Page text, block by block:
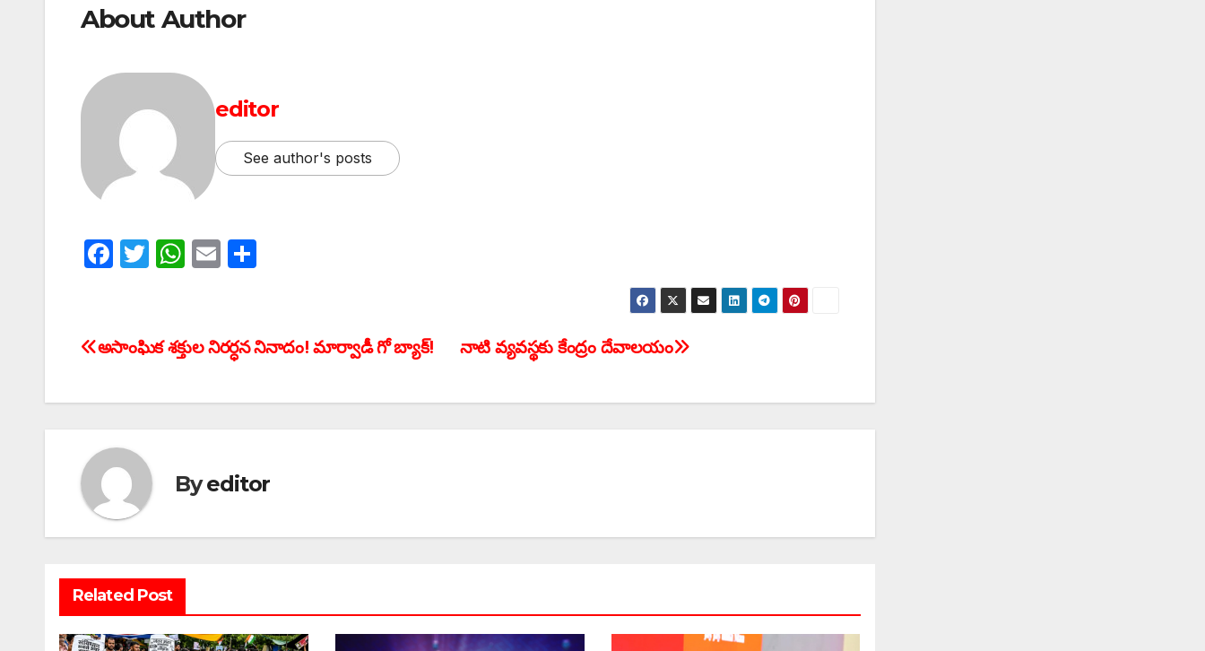
About Author
editor
See author's posts
F
e
o
k
T
er
W
s
A
p
E
e
Post
నాటి వ్యవస్థకు కేంద్రం దేవాలయం
అసాంఘిక శక్తుల నిరర్ధన నినాదం! ‌మార్వాడీ గో బ్యాక్‌!
Byeditor
Related Post